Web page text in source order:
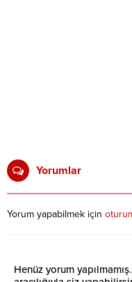
Yorumlar
Yorum yapabilmek için
Henüz yorum